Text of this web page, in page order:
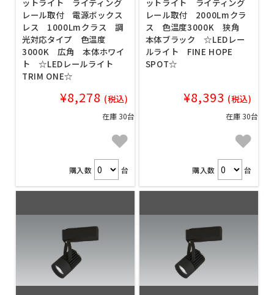
ットライト ライティング
レール取付 電源ボックス
レス 1000Lmクラス 調
光対応タイプ 色温度
3000K 広角 本体ホワイ
ト ☆LEDレールライト
TRIM ONE☆
¥8,278 (税込)
在庫 30台
購入数 台
ットライト ライティング
レール取付 2000Lmクラ
ス 色温度3000K 狭角
本体ブラック ☆LEDレー
ルライト FINE HOPE
SPOT☆
¥8,393 (税込)
在庫 30台
購入数 台